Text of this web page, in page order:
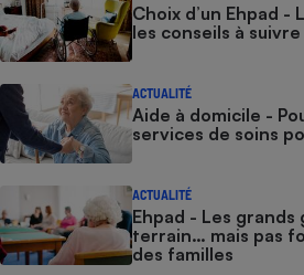
Choix d’un Ehpad
les conseils à suivre
ACTUALITÉ
Aide à domicile -
services de soins
ACTUALITÉ
Ehpad - Les
terrain… mais pas
des familles